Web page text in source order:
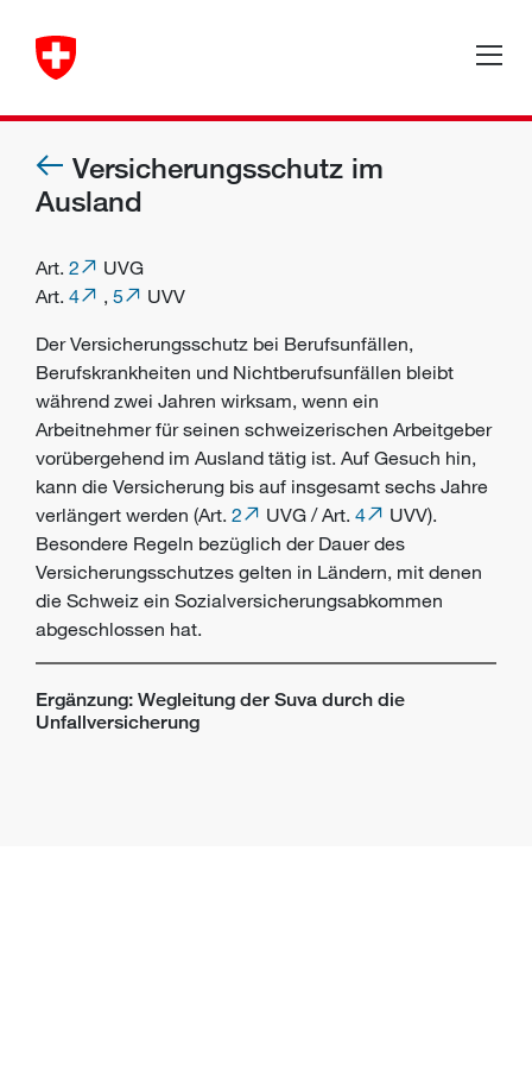
Versicherungsschutz im
Ausland
Art. 2
UVG
Art. 4 , 5
UVV
Der Versicherungsschutz bei Berufsunfällen,
Berufskrankheiten und Nichtberufsunfällen bleibt
während zwei Jahren wirksam, wenn ein
Arbeitnehmerfür seinen schweizerischen Arbeitgeber
vorübergehend im Ausland tätig ist. Auf Gesuch hin,
kann die Versicherung bis auf insgesamt sechs Jahre
verlängert werden (Art. 2 UVG / Art. 4
UVV).
Besondere Regeln bezüglich der Dauer des
Versicherungsschutzes gelten in Ländern, mit denen
die Schweiz ein Sozialversicherungsabkommen
abgeschlossen hat.
Ergänzung: Wegleitung der Suva durch die
Unfallversicherung